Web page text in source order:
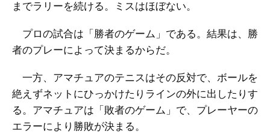
までラリーを続ける。ミスはほぼない。
プロの試合は「勝者のゲーム」である。結果は、勝
者のプレーによって決まるからだ。
一方、アマチュアのテニスはその反対で、ボールを
絶えずネットにひっかけたりラインの外に出したりす
る。アマチュアは「敗者のゲーム」で、プレーヤーの
エラーにより勝敗が決まる。